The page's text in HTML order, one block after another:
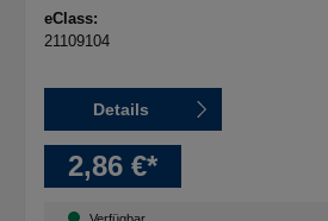
eClass:
21109104
Details
2,86 €*